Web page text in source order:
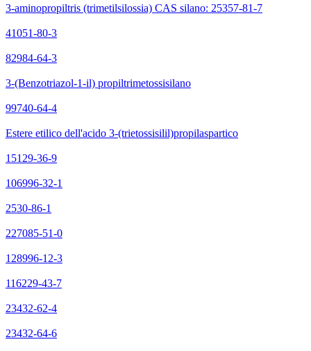
3-aminopropiltris (trimetilsilossia) CAS silano: 25357-81-7
41051-80-3
82984-64-3
3-(Benzotriazol-1-il) propiltrimetossisilano
99740-64-4
Estere etilico dell'acido 3-(trietossisilil)propilaspartico
15129-36-9
106996-32-1
2530-86-1
227085-51-0
128996-12-3
116229-43-7
23432-62-4
23432-64-6